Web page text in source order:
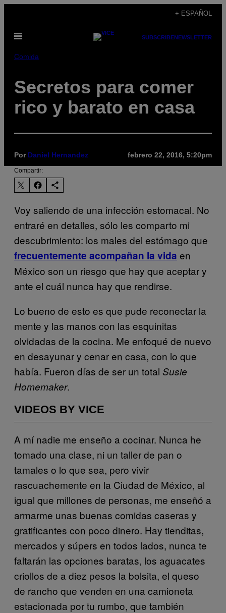
contenido
+ ESPAÑOL
Abrir
SUBSCRIBENEWSLETTER
Comida
Secretos para comer
rico y barato en casa
Por Daniel Hernandez febrero 22, 2016, 5:20pm
Compartir:
Voy saliendo de una infección estomacal. No
entraré en detalles, sólo les comparto mi
descubrimiento: los males del estómago que
frecuentemente acompañan la vida en
México son un riesgo que hay que aceptar y
ante el cuál nunca hay que rendirse.
Lo bueno de esto es que pude reconectar la
mente y las manos con las esquinitas
olvidadas de la cocina. Me enfoqué de nuevo
en desayunar y cenar en casa, con lo que
había. Fueron días de ser un total Susie
Homemaker.
VIDEOS BY VICE
A mí nadie me enseño a cocinar. Nunca he
tomado una clase, ni un taller de pan o
tamales o lo que sea, pero vivir
rascuachemente en la Ciudad de México, al
igual que millones de personas, me enseñó a
armarme unas buenas comidas caseras y
gratificantes con poco dinero. Hay tienditas,
mercados y súpers en todos lados, nunca te
faltarán las opciones baratas, los aguacates
criollos de a diez pesos la bolsita, el queso
de rancho que venden en una camioneta
estacionada por tu rumbo, que también